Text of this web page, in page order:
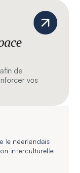
de
vos
le néerlandais
interculturelle